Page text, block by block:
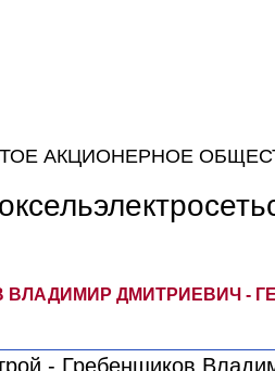
АКЦИОНЕРНОЕ
ВЛАДИМИР ДМИТРИЕВИЧ -